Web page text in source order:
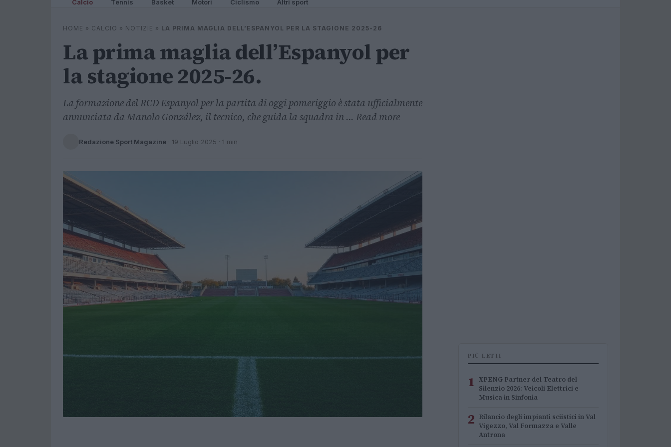
Calcio Tennis Basket Motori Ciclismo Altri sport
HOME » CALCIO » NOTIZIE » LA PRIMA MAGLIA DELL’ESPANYOL PER LA STAGIONE 2025-26
La prima maglia dell’Espanyol per
la stagione 2025-26.
La formazione del RCD Espanyol per la partita di oggi pomeriggio è stata ufficialmente
annunciata da Manolo González, il tecnico, che guida la squadra in ... Read more
Redazione Sport Magazine · 19 Luglio 2025 · 1 min
PIÙ LETTI
1 XPENG Partner del Teatro del
Silenzio 2026: Veicoli Elettrici e
Musica in Sinfonia
2 Rilancio degli impianti sciistici in Val
Vigezzo, Val Formazza e Valle
Antrona